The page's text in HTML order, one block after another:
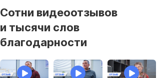
Сотни видеоотзывов
и тысячи слов
благодарности